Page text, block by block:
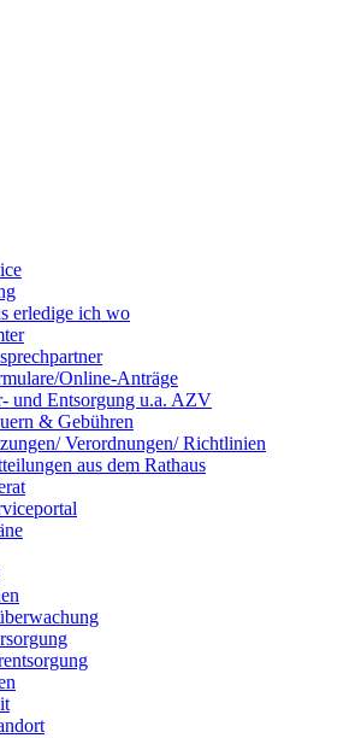
erledige ich wo
Online-Anträge
und Entsorgung u.a. AZV
& Gebühren
Verordnungen/ Richtlinien
aus dem Rathaus